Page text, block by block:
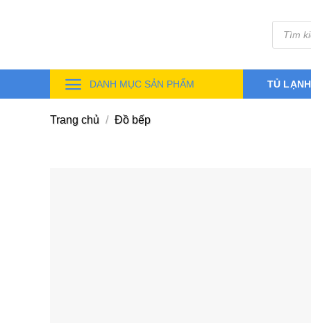
Tìm
kiếm
sản
DANH MỤC SẢN PHẨM TỦ LẠNH
Trang chủ / Đồ bếp